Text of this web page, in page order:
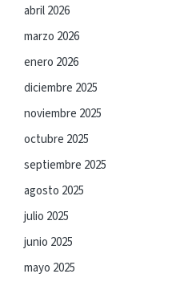
abril 2026
marzo 2026
enero 2026
diciembre 2025
noviembre 2025
octubre 2025
septiembre 2025
agosto 2025
julio 2025
junio 2025
mayo 2025